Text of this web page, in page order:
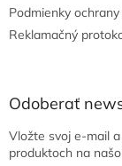
Podmienky
Reklamačný
Odoberať
Vložte svoj e-mail
produktoch na